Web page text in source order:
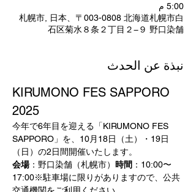
5:00 م
札幌市, 日本、〒003-0808 北海道札幌市白
石区菊水８条２丁目２−９ 野口染舗
نبذة عن الحدث
KIRUMONO FES SAPPORO
2025
今年で6年目を迎える「KIRUMONO FES
SAPPORO」を、10月18日（土）・19日
（日）の2日間開催いたします。
会場：野口染舗（札幌市） 時間 ：10:00〜
17:00※駐車場に限りがありますので、公共
交通機関をご利用ください。